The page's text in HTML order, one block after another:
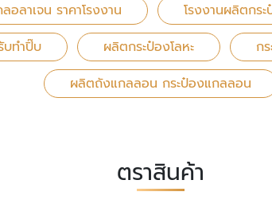
อลาเจน ราคาโรงงาน โรงงานผลิตกร
บทำปิ๊บ ผลิตกระป๋องโลหะ ก
ผลิตถังแกลลอน กระป๋องแกลลอน
ตราสินค้า